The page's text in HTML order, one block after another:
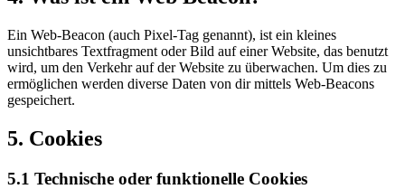
Ein Web-Beacon (auch Pixel-Tag genannt), ist ein kleines
unsichtbares Textfragment oder Bild auf einer Website, das benutzt
wird, um den Verkehr auf der Website zu überwachen. Um dies zu
ermöglichen werden diverse Daten von dir mittels Web-Beacons
gespeichert.
5. Cookies
5.1 Technische oder funktionelle Cookies